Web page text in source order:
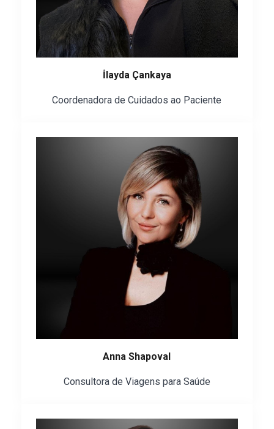
İlayda Çankaya
Coordenadora de Cuidados ao Paciente
Anna Shapoval
Consultora de Viagens para Saúde